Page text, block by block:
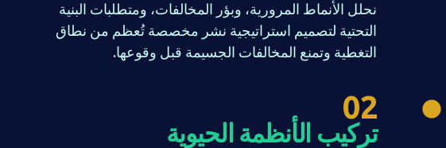
نحلل الأنماط المرورية، وبؤر المخالفات، ومتطلبات البنية
التحتية لتصميم استراتيجية نشر مخصصة تُعظم من نطاق
التغطية وتمنع المخالفات الجسيمة قبل وقوعها.
02
تركيب الأنظمة الحيوية